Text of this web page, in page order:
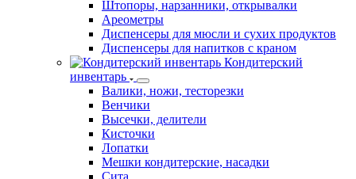
Штопоры, нарзанники, открывалки
Ареометры
Диспенсеры для мюсли и сухих продуктов
Диспенсеры для напитков с краном
Кондитерский
инвентарь
Валики, ножи, тесторезки
Венчики
Высечки, делители
Кисточки
Лопатки
Мешки кондитерские, насадки